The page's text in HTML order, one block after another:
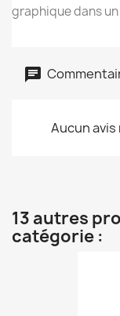
graphique dans
Aucun
13 autres
catégorie :